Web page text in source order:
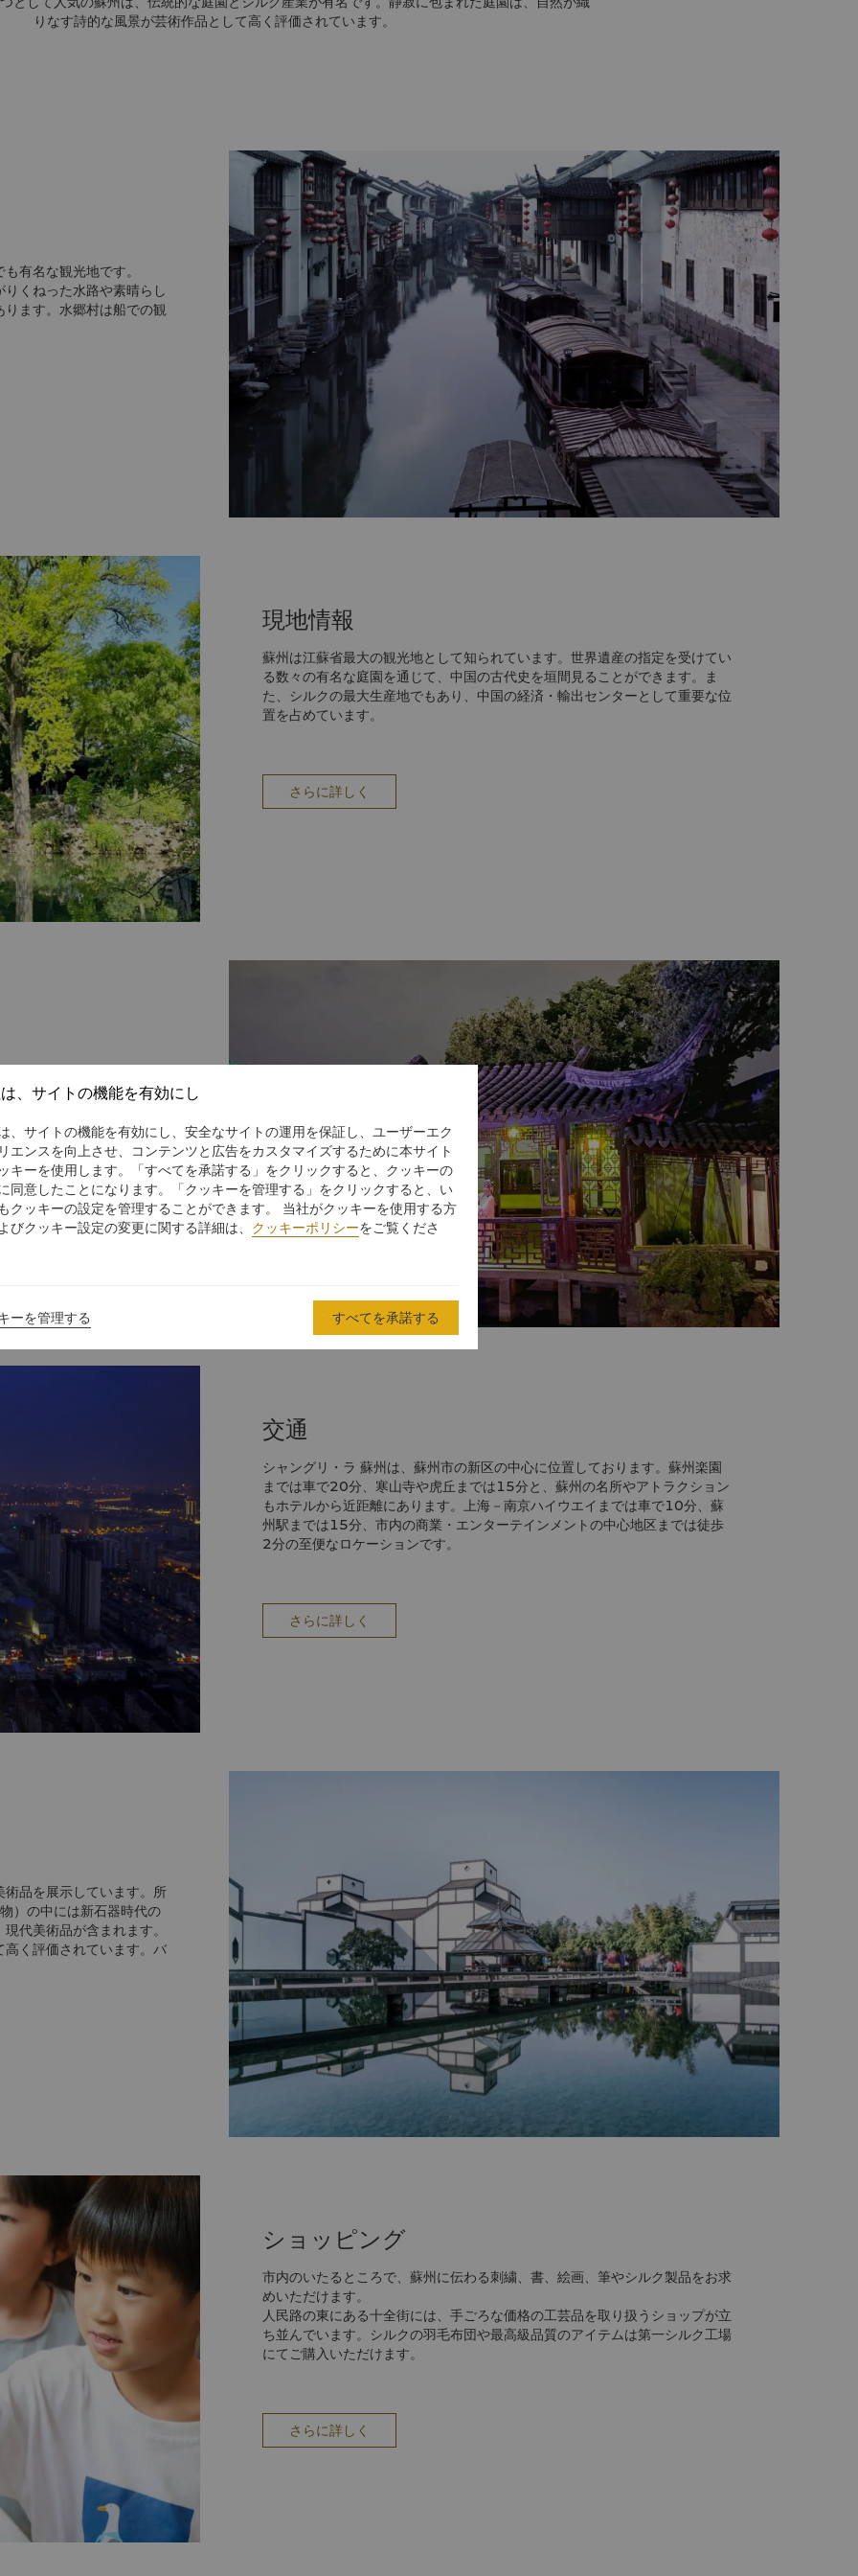
りなす詩的な風景が芸術作品として高く評価されています。
有名な観光地です。
くねった水路や素晴らし
ます。水郷村は船での観
ウ・ビンジョンが作りま
んでいます。
歴史があります。
傾いている7階建ての虎丘
とができます。
豊かな歴史がありま
おみやげの買い物やあら
的な専門店があります。
ています。1229年に最
る保存状態のよい古い住
州の歴史で有名な過去を
現地情報
蘇州は江蘇省最大の観光地として知られています。世界遺産の指定を受けてい
る数々の有名な庭園を通じて、中国の古代史を垣間見ることができます。ま
た、シルクの最大生産地でもあり、中国の経済・輸出センターとして重要な位
置を占めています。
さらに詳しく
築様式と装飾を今に残し
人所有の庭園です。
どを近くに配し、敷地の
交通
シャングリ・ラ 蘇州は、蘇州市の新区の中心に位置しております。蘇州楽園
までは車で20分、寒山寺や虎丘までは15分と、蘇州の名所やアトラクション
もホテルから近距離にあります。上海－南京ハイウエイまでは車で10分、蘇
州駅までは15分、市内の商業・エンターテインメントの中心地区までは徒歩
2分の至便なロケーションです。
さらに詳しく
品を展示しています。所
）の中には新石器時代の
代美術品が含まれます。
く評価されています。バ
ショッピング
市内のいたるところで、蘇州に伝わる刺繍、書、絵画、筆やシルク製品をお求
めいただけます。
人民路の東にある十全街には、手ごろな価格の工芸品を取り扱うショップが立
ち並んでいます。シルクの羽毛布団や最高級品質のアイテムは第一シルク工場
にてご購入いただけます。
さらに詳しく
、サイトの機能を有効にし
、サイトの機能を有効にし、安全なサイトの運用を保証し、ユーザーエク
エンスを向上させ、コンテンツと広告をカスタマイズするために本サイト
キーを使用します。「すべてを承諾する」をクリックすると、クッキーの
同意したことになります。「クッキーを管理する」をクリックすると、い
クッキーの設定を管理することができます。 当社がクッキーを使用する方
びクッキー設定の変更に関する詳細は、 クッキーポリシーをご覧くださ
ーを管理する すべてを承諾する